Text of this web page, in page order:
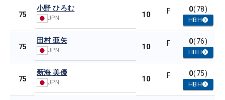
75
小野 ひろむ
JPN 10 F 0(78)
HBH
75
田村 亜矢
JPN 10 F 0(76)
HBH
75
新海 美優
JPN 10 F 0(75)
HBH